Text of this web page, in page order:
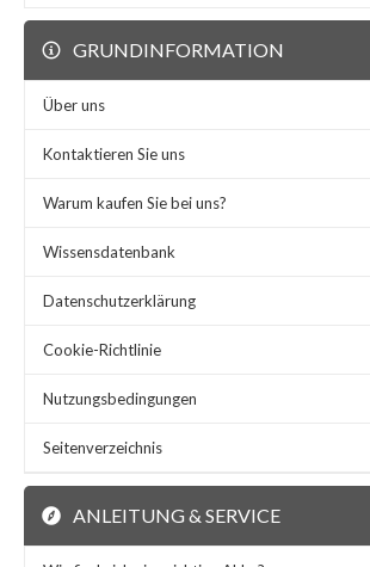
GRUNDINFORMATION
Über uns
Kontaktieren Sie uns
Warum kaufen Sie bei uns?
Wissensdatenbank
Datenschutzerklärung
Cookie-Richtlinie
Nutzungsbedingungen
Seitenverzeichnis
ANLEITUNG & SERVICE